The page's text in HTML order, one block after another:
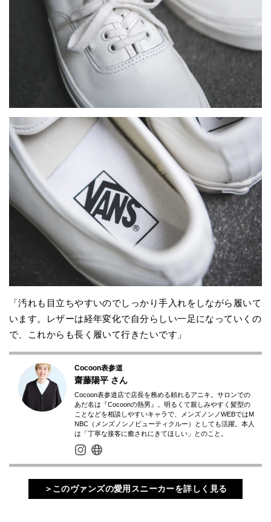
「汚れも目立ちやすいのでしっかり手入れをしながら履いて
います。レザーは経年変化で自分らしい一足になっていくの
で、これからも長く履いて行きたいです」
Cocoon表参道
齋藤陽平 さん
Cocoon表参道店で店長を務める頼れるアニキ。サロンでの
あだ名は『Cocoonの熱男』。明るくて親しみやすく髪型の
ことなどを相談しやすいキャラで、メンズノンノWEBではM
NBC（メンズノンノビューティクルー）としても活躍。本人
は「丁寧な接客に癒されにきてほしい」とのこと。
＞このヴァンズの愛用スニーカーを詳しく見る